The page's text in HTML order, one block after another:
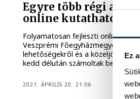
Ez
Egyre több régi
online kutathatóvá
Folyamatosan fejleszti online
Veszprémi Főegyházmegyei
lehetőségekről és a közeljövőben
kedd délután számoltak be.
2021. ÁPRILIS 20. 21:06